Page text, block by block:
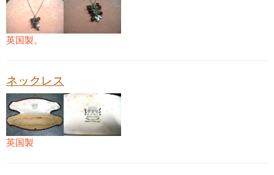
英国製。
ネックレス
英国製